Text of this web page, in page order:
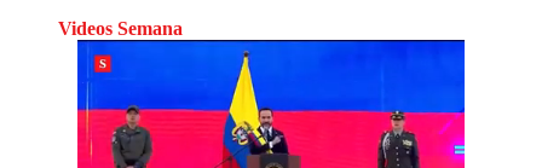
Videos Semana